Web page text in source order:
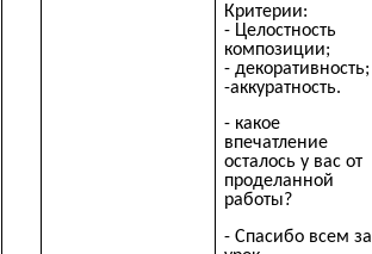
Критерии:
- Целостность
композиции;
- декоративность;
-аккуратность.
- какое
впечатление
осталось у вас от
проделанной
работы?
- Спасибо всем за